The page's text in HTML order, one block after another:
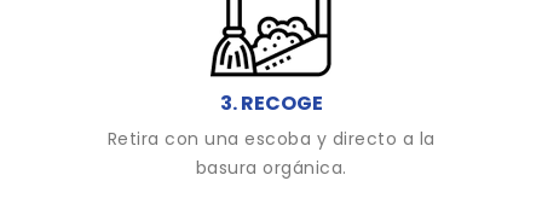
3. RECOGE
Retira con una escoba y directo a la
basura orgánica.